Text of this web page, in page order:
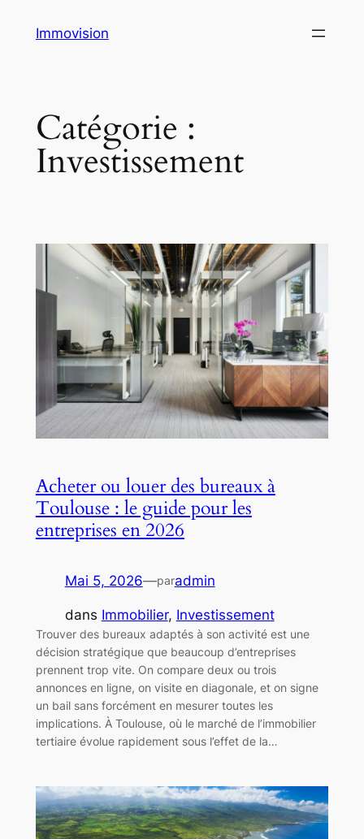
Immovision
Catégorie :
Investissement
Acheter ou louer des bureaux à
Toulouse : le guide pour les
entreprises en 2026
Mai 5, 2026—paradmin
dans Immobilier, Investissement
Trouver des bureaux adaptés à son activité est une
décision stratégique que beaucoup d’entreprises
prennent trop vite. On compare deux ou trois
annonces en ligne, on visite en diagonale, et on signe
un bail sans forcément en mesurer toutes les
implications. À Toulouse, où le marché de l’immobilier
tertiaire évolue rapidement sous l’effet de la…